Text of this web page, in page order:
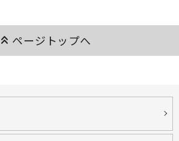
keyboard_double_arrow_up ページトップへ